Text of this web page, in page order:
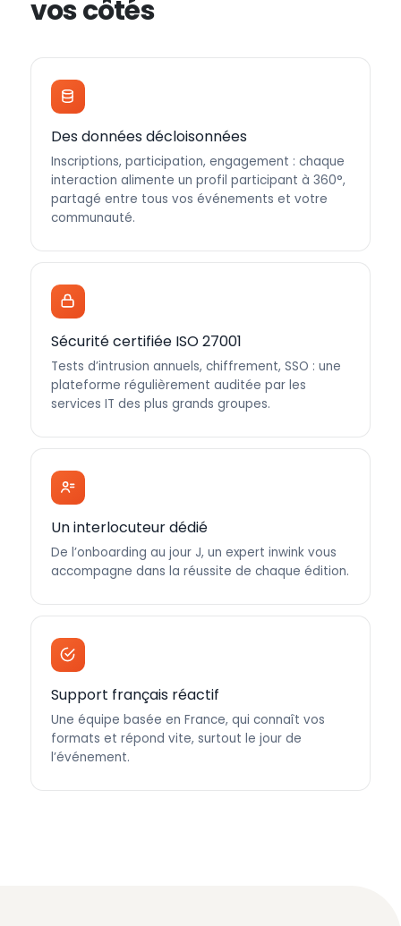
vos côtés
Des données décloisonnées
Inscriptions, participation, engagement : chaque
interaction alimente un profil participant à 360°,
partagé entre tous vos événements et votre
communauté.
Sécurité certifiée ISO 27001
Tests d’intrusion annuels, chiffrement, SSO : une
plateforme régulièrement auditée par les
services IT des plus grands groupes.
Un interlocuteur dédié
De l’onboarding au jour J, un expert inwink vous
accompagne dans la réussite de chaque édition.
Support français réactif
Une équipe basée en France, qui connaît vos
formats et répond vite, surtout le jour de
l’événement.